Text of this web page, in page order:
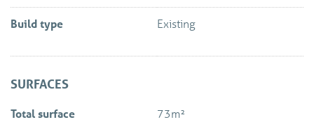
Build type Existing
SURFACES
Total surface 73m²